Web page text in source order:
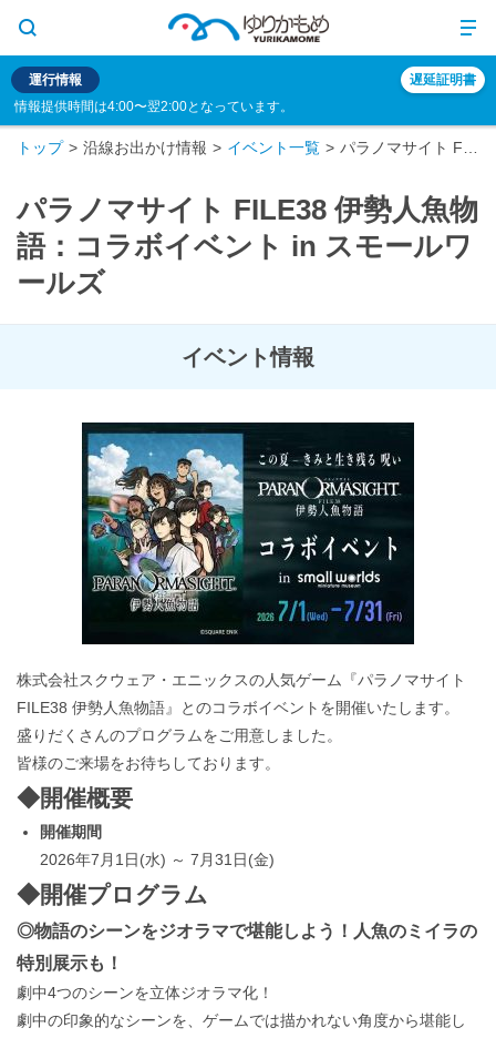
運行情報
情報提供時間は4:00〜翌2:00となっています。
遅延証明書
トップ 沿線お出かけ情報 イベント一覧
パラノマサイト FILE38 伊勢人魚物
語：コラボイベント in スモールワ
ールズ
イベント情報
株式会社スクウェア・エニックスの人気ゲーム『パラノマサイト
FILE38 伊勢人魚物語』とのコラボイベントを開催いたします。
盛りだくさんのプログラムをご用意しました。
皆様のご来場をお待ちしております。
◆開催概要
開催期間
2026年7月1日(水) ～ 7月31日(金)
◆開催プログラム
◎物語のシーンをジオラマで堪能しよう！人魚のミイラの
特別展示も！
劇中4つのシーンを立体ジオラマ化！
劇中の印象的なシーンを、ゲームでは描かれない角度から堪能し